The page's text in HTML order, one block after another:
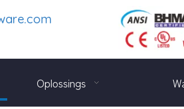
Oplossings